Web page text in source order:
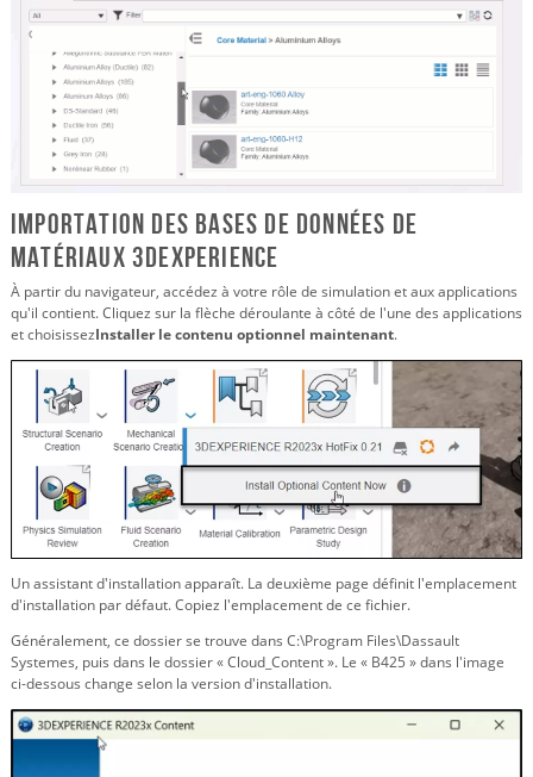
Importation des bases de données de
matériaux 3DEXPERIENCE
À partir du navigateur, accédez à votre rôle de simulation et aux applications
qu'il contient. Cliquez sur la flèche déroulante à côté de l'une des applications
et choisissezInstaller le contenu optionnel maintenant.
Un assistant d'installation apparaît. La deuxième page définit l'emplacement
d'installation par défaut. Copiez l'emplacement de ce fichier.
Généralement, ce dossier se trouve dans C:\Program Files\Dassault
Systemes, puis dans le dossier « Cloud_Content ». Le « B425 » dans l'image
ci-dessous change selon la version d'installation.